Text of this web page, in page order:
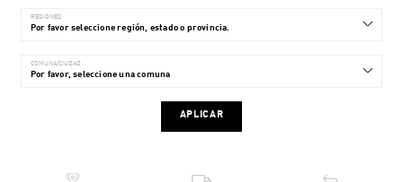
REGIONES
COMUNA/CIUDAD
APLICAR